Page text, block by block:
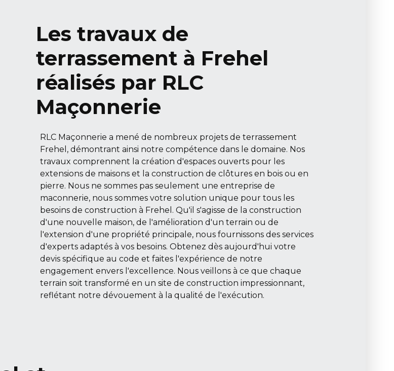
Les travaux de
terrassement à Frehel
réalisés par RLC
Maçonnerie
RLC Maçonnerie a mené de nombreux projets de terrassement
Frehel, démontrant ainsi notre compétence dans le domaine. Nos
travaux comprennent la création d'espaces ouverts pour les
extensions de maisons et la construction de clôtures en bois ou en
pierre. Nous ne sommes pas seulement une entreprise de
maconnerie, nous sommes votre solution unique pour tous les
besoins de construction à Frehel. Qu'il s'agisse de la construction
d'une nouvelle maison, de l'amélioration d'un terrain ou de
l'extension d'une propriété principale, nous fournissons des services
d'experts adaptés à vos besoins. Obtenez dès aujourd'hui votre
devis spécifique au code et faites l'expérience de notre
engagement envers l'excellence. Nous veillons à ce que chaque
terrain soit transformé en un site de construction impressionnant,
reflétant notre dévouement à la qualité de l'exécution.